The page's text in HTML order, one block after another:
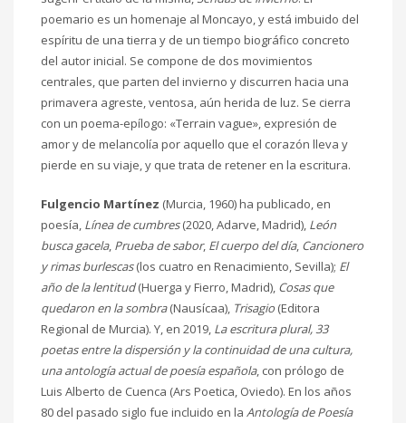
poemario es un homenaje al Moncayo, y está imbuido del
espíritu de una tierra y de un tiempo biográfico concreto
del autor inicial. Se compone de dos movimientos
centrales, que parten del invierno y discurren hacia una
primavera agreste, ventosa, aún herida de luz. Se cierra
con un poema-epílogo: «Terrain vague», expresión de
amor y de melancolía por aquello que el corazón lleva y
pierde en su viaje, y que trata de retener en la escritura.
Fulgencio Martínez (Murcia, 1960) ha publicado, en
poesía, Línea de cumbres(2020, Adarve, Madrid), León
busca gacela, Prueba de sabor, El cuerpo del día, Cancionero
y rimas burlescas(los cuatro en Renacimiento, Sevilla); El
año de la lentitud(Huerga y Fierro, Madrid), Cosas que
quedaron en la sombra(Nausícaa), Trisagio (Editora
Regional de Murcia). Y, en 2019, La escritura plural, 33
poetas entre la dispersión y la continuidad de una cultura,
una antología actual de poesía española, con prólogo de
Luis Alberto de Cuenca (Ars Poetica, Oviedo). En los años
80 del pasado siglo fue incluido en la Antología de Poesía